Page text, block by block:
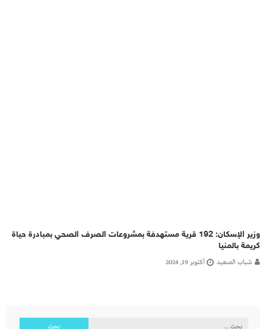
وزير الإسكان: 192 قرية مستهدفة بمشروعات الصرف الصحي بمبادرة حياة
كريمة بالمنيا
شباب الصعيد أكتوبر 19, 2024
البحث